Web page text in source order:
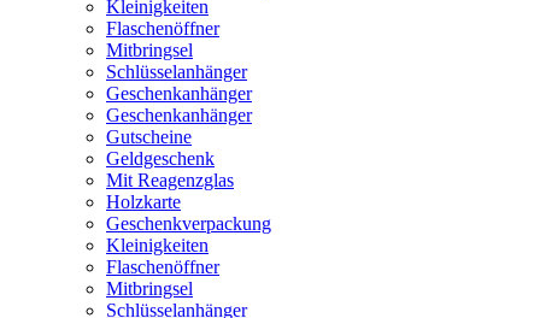
Kleinigkeiten
Flaschenöffner
Mitbringsel
Schlüsselanhänger
Geschenkanhänger
Geschenkanhänger
Gutscheine
Geldgeschenk
Mit Reagenzglas
Holzkarte
Geschenkverpackung
Kleinigkeiten
Flaschenöffner
Mitbringsel
Schlüsselanhänger